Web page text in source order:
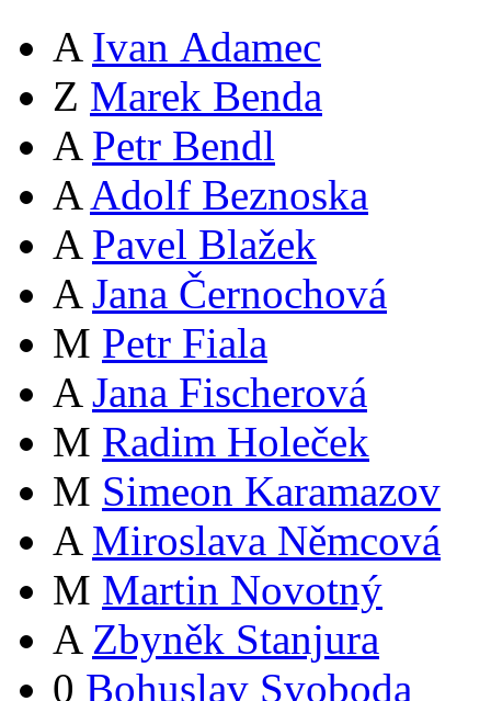
A Ivan Adamec
Z Marek Benda
A Petr Bendl
A Adolf Beznoska
A Pavel Blažek
A Jana Černochová
M Petr Fiala
A Jana Fischerová
M Radim Holeček
M Simeon Karamazov
A Miroslava Němcová
M Martin Novotný
A Zbyněk Stanjura
0 Bohuslav Svoboda